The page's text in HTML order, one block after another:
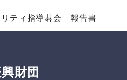
リティ指導碁会 報告書
財団